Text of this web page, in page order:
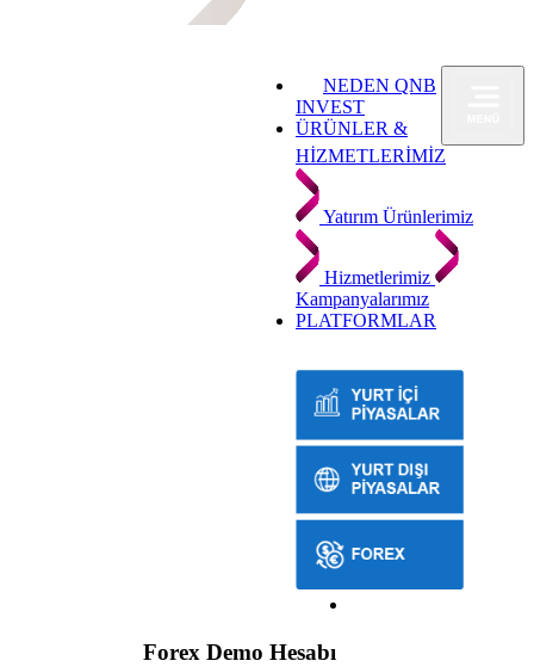
NEDEN QNB
INVEST
ÜRÜNLER &
HİZMETLERİMİZ
Yatırım Ürünlerimiz
Hizmetlerimiz
Kampanyalarımız
PLATFORMLAR
Forex Demo Hesabı